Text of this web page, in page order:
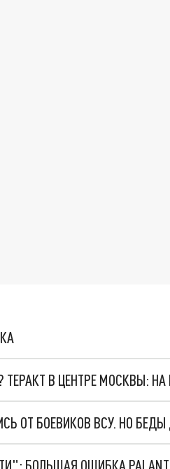
В ЦЕНТРЕ МОСКВЫ:
ОТ БОЕВИКОВ ВСУ. НО